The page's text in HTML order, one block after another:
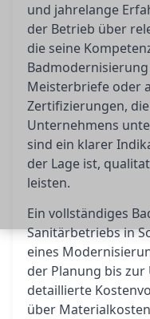
und jahrelange
der Betrieb über
die seine
Meisterbriefe oder
Zertifizierungen,
Unternehmens
sind ein klarer
der Lage ist,
leisten.
Ein vollständiges
Sanitärbetriebs in
eines
der Planung bis
detaillierte
über